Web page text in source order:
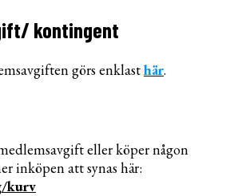
kontingent
görs enklasthär.
eller köper någon
inköpen att synas här:
kurv